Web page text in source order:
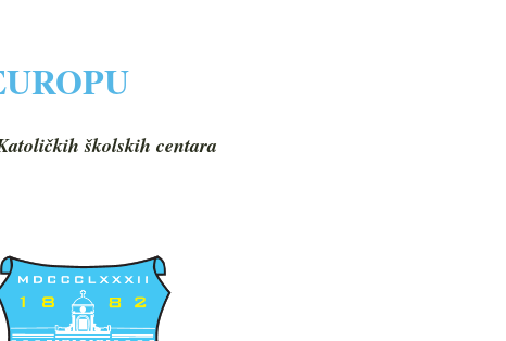
školskih centara